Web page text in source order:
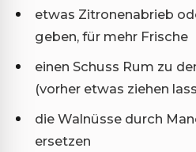
etwas Zitronenabrieb
geben, für mehr Frische
einen Schuss Rum zu
(vorher etwas ziehen
die Walnüsse durch
ersetzen